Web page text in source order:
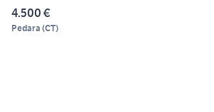
4.500 €
Pedara (CT)